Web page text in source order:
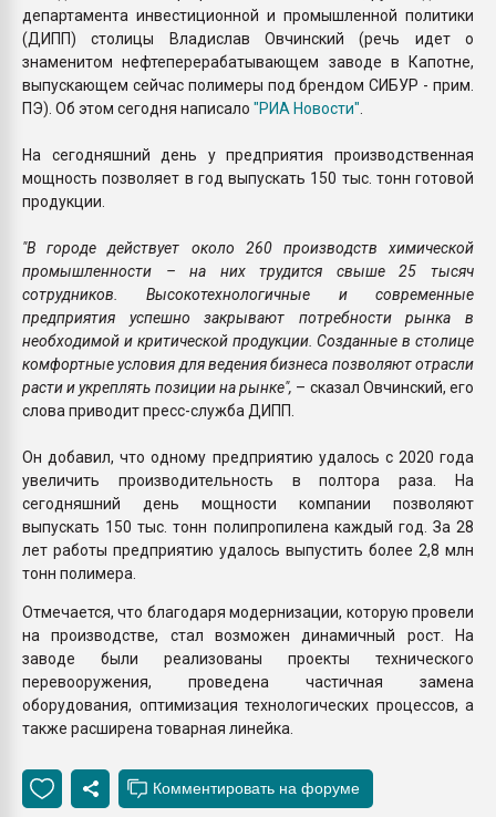
департамента инвестиционной и промышленной политики
(ДИПП) столицы Владислав Овчинский (речь идет о
знаменитом нефтеперерабатывающем заводе в Капотне,
выпускающем сейчас полимеры под брендом СИБУР - прим.
ПЭ). Об этом сегодня написало "РИА Новости"
На сегодняшний день у предприятия производственная
мощность позволяет в год выпускать 150 тыс. тонн готовой
продукции.
"В городе действует около 260 производств химической
промышленности – на них трудится свыше 25 тысяч
сотрудников. Высокотехнологичные и современные
предприятия успешно закрывают потребности рынка в
необходимой и критической продукции. Созданные в столице
комфортные условия для ведения бизнеса позволяют отрасли
расти и укреплять позиции на рынке", – сказал Овчинский, его
слова приводит пресс-служба ДИПП.
Он добавил, что одному предприятию удалось с 2020 года
увеличить производительность в полтора раза. На
сегодняшний день мощности компании позволяют
выпускать 150 тыс. тонн полипропилена каждый год. За 28
лет работы предприятию удалось выпустить более 2,8 млн
тонн полимера.
Отмечается, что благодаря модернизации, которую провели
на производстве, стал возможен динамичный рост. На
заводе были реализованы проекты технического
перевооружения, проведена частичная замена
оборудования, оптимизация технологических процессов, а
также расширена товарная линейка.